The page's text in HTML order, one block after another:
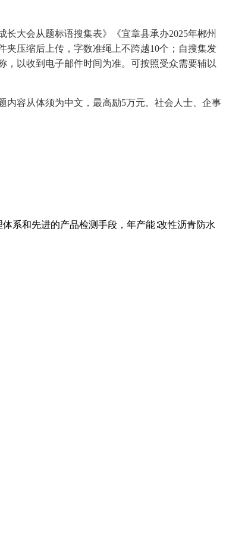
大会从题标语搜集表》《宜章县承办2025年郴州
压缩后上传，字数准绳上不跨越10个；自搜集发
，以收到电子邮件时间为准。可按照受众需要辅以
容从体须为中文，最高励5万元。社会人士、企事
系和先进的产品检测手段，年产能∶改性沥青防水